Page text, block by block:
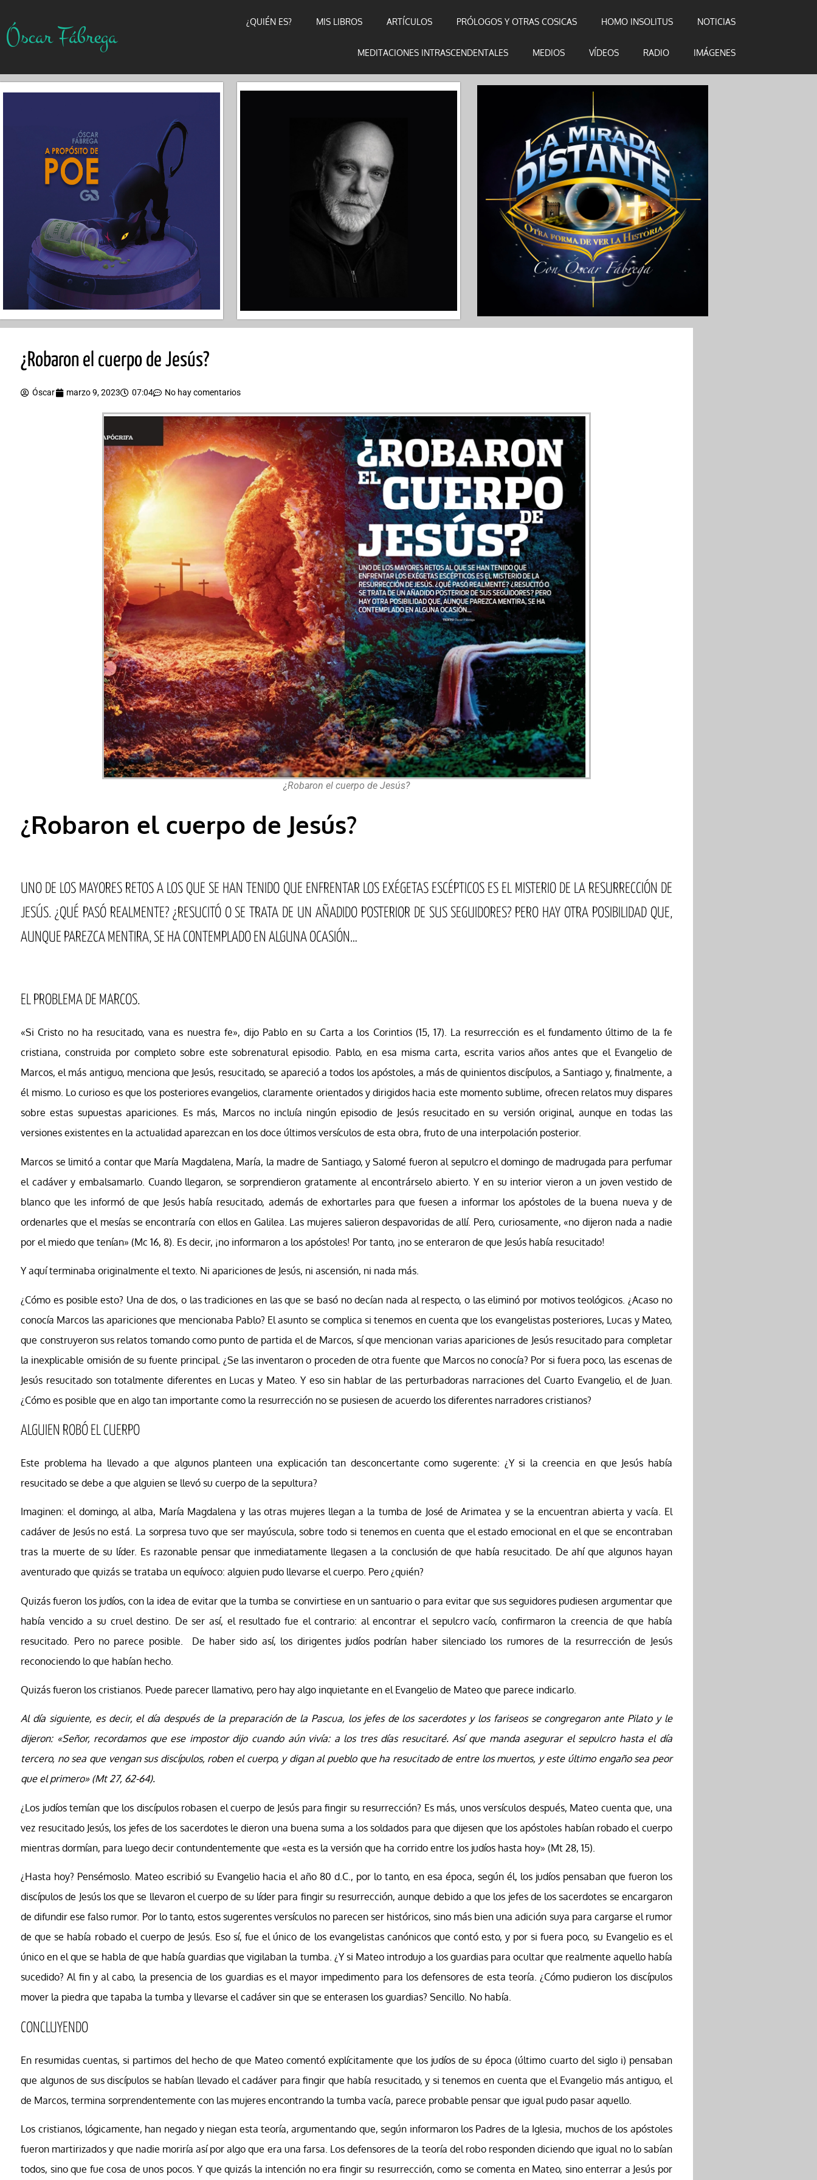
Óscar Fábrega ¿QUIÉN ES? MIS LIBROS ARTÍCULOS PRÓLOGOS Y OTRAS COSICAS HOMO INSOLITUS NOTICIAS
MEDITACIONES INTRASCENDENTALES MEDIOS VÍDEOS RADIO IMÁGENES
¿Robaron el cuerpo de Jesús?
Óscar marzo 9, 2023 07:04 No hay comentarios
¿Robaron el cuerpo de Jesús?
¿Robaron el cuerpo de Jesús?
UNO DE LOS MAYORES RETOS A LOS QUE SE HAN TENIDO QUE ENFRENTAR LOS EXÉGETAS ESCÉPTICOS ES EL MISTERIO DE LA RESURRECCIÓN DE
JESÚS. ¿QUÉ PASÓ REALMENTE? ¿RESUCITÓ O SE TRATA DE UN AÑADIDO POSTERIOR DE SUS SEGUIDORES? PERO HAY OTRA POSIBILIDAD QUE,
AUNQUE PAREZCA MENTIRA, SE HA CONTEMPLADO EN ALGUNA OCASIÓN…
EL PROBLEMA DE MARCOS.
«Si Cristo no ha resucitado, vana es nuestra fe», dijo Pablo en su Carta a los Corintios (15, 17). La resurrección es el fundamento último de la fe
cristiana, construida por completo sobre este sobrenatural episodio. Pablo, en esa misma carta, escrita varios años antes que el Evangelio de
Marcos, el más antiguo, menciona que Jesús, resucitado, se apareció a todos los apóstoles, a más de quinientos discípulos, a Santiago y, finalmente, a
él mismo. Lo curioso es que los posteriores evangelios, claramente orientados y dirigidos hacia este momento sublime, ofrecen relatos muy dispares
sobre estas supuestas apariciones. Es más, Marcos no incluía ningún episodio de Jesús resucitado en su versión original, aunque en todas las
versiones existentes en la actualidad aparezcan en los doce últimos versículos de esta obra, fruto de una interpolación posterior.
Marcos se limitó a contar que María Magdalena, María, la madre de Santiago, y Salomé fueron al sepulcro el domingo de madrugada para perfumar
el cadáver y embalsamarlo. Cuando llegaron, se sorprendieron gratamente al encontrárselo abierto. Y en su interior vieron a un joven vestido de
blanco que les informó de que Jesús había resucitado, además de exhortarles para que fuesen a informar los apóstoles de la buena nueva y de
ordenarles que el mesías se encontraría con ellos en Galilea. Las mujeres salieron despavoridas de allí. Pero, curiosamente, «no dijeron nada a nadie
por el miedo que tenían» (Mc 16, 8). Es decir, ¡no informaron a los apóstoles! Por tanto, ¡no se enteraron de que Jesús había resucitado!
Y aquí terminaba originalmente el texto. Ni apariciones de Jesús, ni ascensión, ni nada más.
¿Cómo es posible esto? Una de dos, o las tradiciones en las que se basó no decían nada al respecto, o las eliminó por motivos teológicos. ¿Acaso no
conocía Marcos las apariciones que mencionaba Pablo? El asunto se complica si tenemos en cuenta que los evangelistas posteriores, Lucas y Mateo,
que construyeron sus relatos tomando como punto de partida el de Marcos, sí que mencionan varias apariciones de Jesús resucitado para completar
la inexplicable omisión de su fuente principal. ¿Se las inventaron o proceden de otra fuente que Marcos no conocía? Por si fuera poco, las escenas de
Jesús resucitado son totalmente diferentes en Lucas y Mateo. Y eso sin hablar de las perturbadoras narraciones del Cuarto Evangelio, el de Juan.
¿Cómo es posible que en algo tan importante como la resurrección no se pusiesen de acuerdo los diferentes narradores cristianos?
ALGUIEN ROBÓ EL CUERPO
Este problema ha llevado a que algunos planteen una explicación tan desconcertante como sugerente: ¿Y si la creencia en que Jesús había
resucitado se debe a que alguien se llevó su cuerpo de la sepultura?
Imaginen: el domingo, al alba, María Magdalena y las otras mujeres llegan a la tumba de José de Arimatea y se la encuentran abierta y vacía. El
cadáver de Jesús no está. La sorpresa tuvo que ser mayúscula, sobre todo si tenemos en cuenta que el estado emocional en el que se encontraban
tras la muerte de su líder. Es razonable pensar que inmediatamente llegasen a la conclusión de que había resucitado. De ahí que algunos hayan
aventurado que quizás se trataba un equívoco: alguien pudo llevarse el cuerpo. Pero ¿quién?
Quizás fueron los judíos, con la idea de evitar que la tumba se convirtiese en un santuario o para evitar que sus seguidores pudiesen argumentar que
había vencido a su cruel destino. De ser así, el resultado fue el contrario: al encontrar el sepulcro vacío, confirmaron la creencia de que había
resucitado. Pero no parece posible. De haber sido así, los dirigentes judíos podrían haber silenciado los rumores de la resurrección de Jesús
reconociendo lo que habían hecho.
Quizás fueron los cristianos. Puede parecer llamativo, pero hay algo inquietante en el Evangelio de Mateo que parece indicarlo.
Al día siguiente, es decir, el día después de la preparación de la Pascua, los jefes de los sacerdotes y los fariseos se congregaron ante Pilato y le
dijeron: «Señor, recordamos que ese impostor dijo cuando aún vivía: a los tres días resucitaré. Así que manda asegurar el sepulcro hasta el día
tercero, no sea que vengan sus discípulos, roben el cuerpo, y digan al pueblo que ha resucitado de entre los muertos, y este último engaño sea peor
que el primero» (Mt 27, 62-64).
¿Los judíos temían que los discípulos robasen el cuerpo de Jesús para fingir su resurrección? Es más, unos versículos después, Mateo cuenta que, una
vez resucitado Jesús, los jefes de los sacerdotes le dieron una buena suma a los soldados para que dijesen que los apóstoles habían robado el cuerpo
mientras dormían, para luego decir contundentemente que «esta es la versión que ha corrido entre los judíos hasta hoy» (Mt 28, 15).
¿Hasta hoy? Pensémoslo. Mateo escribió su Evangelio hacia el año 80 d.C., por lo tanto, en esa época, según él, los judíos pensaban que fueron los
discípulos de Jesús los que se llevaron el cuerpo de su líder para fingir su resurrección, aunque debido a que los jefes de los sacerdotes se encargaron
de difundir ese falso rumor. Por lo tanto, estos sugerentes versículos no parecen ser históricos, sino más bien una adición suya para cargarse el rumor
de que se había robado el cuerpo de Jesús. Eso sí, fue el único de los evangelistas canónicos que contó esto, y por si fuera poco, su Evangelio es el
único en el que se habla de que había guardias que vigilaban la tumba. ¿Y si Mateo introdujo a los guardias para ocultar que realmente aquello había
sucedido? Al fin y al cabo, la presencia de los guardias es el mayor impedimento para los defensores de esta teoría. ¿Cómo pudieron los discípulos
mover la piedra que tapaba la tumba y llevarse el cadáver sin que se enterasen los guardias? Sencillo. No había.
CONCLUYENDO
En resumidas cuentas, si partimos del hecho de que Mateo comentó explícitamente que los judíos de su época (último cuarto del siglo i) pensaban
que algunos de sus discípulos se habían llevado el cadáver para fingir que había resucitado, y si tenemos en cuenta que el Evangelio más antiguo, el
de Marcos, termina sorprendentemente con las mujeres encontrando la tumba vacía, parece probable pensar que igual pudo pasar aquello.
Los cristianos, lógicamente, han negado y niegan esta teoría, argumentando que, según informaron los Padres de la Iglesia, muchos de los apóstoles
fueron martirizados y que nadie moriría así por algo que era una farsa. Los defensores de la teoría del robo responden diciendo que igual no lo sabían
todos, sino que fue cosa de unos pocos. Y que quizás la intención no era fingir su resurrección, como se comenta en Mateo, sino enterrar a Jesús por